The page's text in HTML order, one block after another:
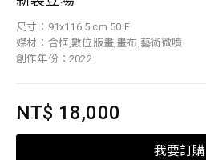
尺寸：91x116.5 cm 50 F
媒材：含框,數位版畫,畫布,藝術微噴
創作年份：2022
NT$ 18,000
我要訂購